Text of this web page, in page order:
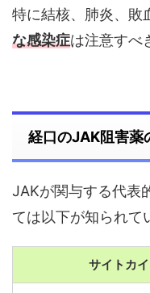
特に結核、肺炎、敗
な感染症は注意すべ
経口のJAK阻害薬
JAKが関与する代表
ては以下が知られて
サイトカ